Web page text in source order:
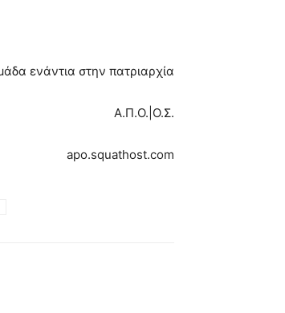
ενάντια στην πατριαρχία
Α.Π.Ο.|Ο.Σ.
apo.squathost.com